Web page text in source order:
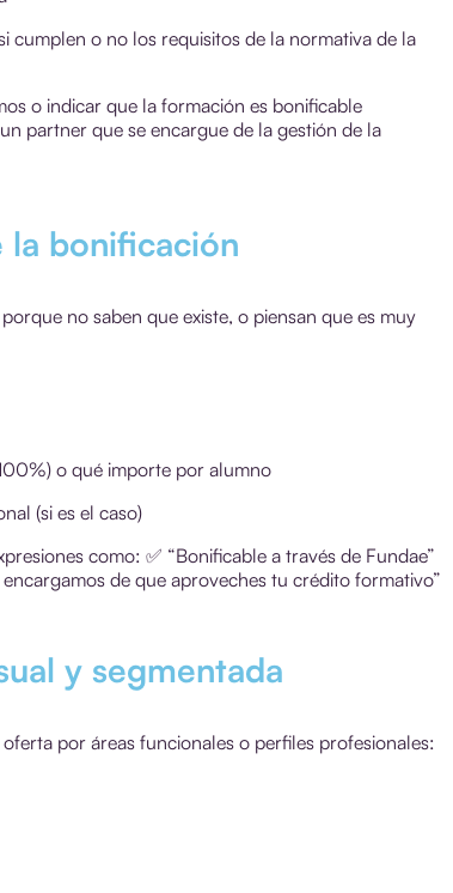
cumplen o no los requisitos de la normativa de la
o indicar que la formación es bonificable
partner que se encargue de la gestión de la
la bonificación
no saben que existe, o piensan que es muy
o qué importe por alumno
(si es el caso)
como: ✅ “Bonificable a través de Fundae”
encargamos de que aproveches tu crédito formativo”
y segmentada
por áreas funcionales o perfiles profesionales: